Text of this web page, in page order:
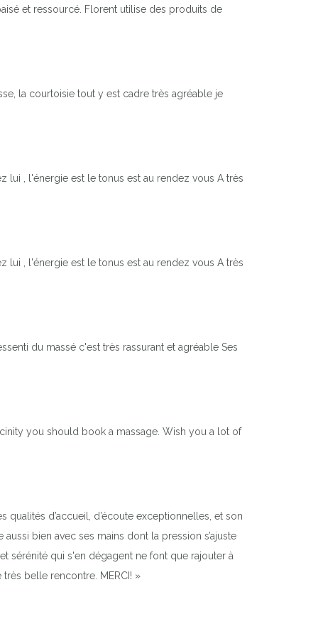
et ressourcé. Florent utilise des produits de
la courtoisie tout y est cadre très agréable je
lui , l'énergie est le tonus est au rendez vous A très
lui , l'énergie est le tonus est au rendez vous A très
du massé c'est très rassurant et agréable Ses
you should book a massage. Wish you a lot of
d’accueil, d’écoute exceptionnelles, et son
bien avec ses mains dont la pression s’ajuste
sérénité qui s'en dégagent ne font que rajouter à
belle rencontre. MERCI! »